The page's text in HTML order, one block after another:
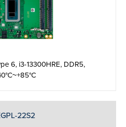
6, i3-13300HRE, DDR5,
22S2